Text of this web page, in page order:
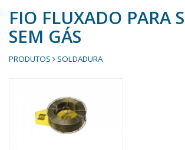
FIO FLUXADO PARA
SEM GÁS
PRODUTOS SOLDADURA